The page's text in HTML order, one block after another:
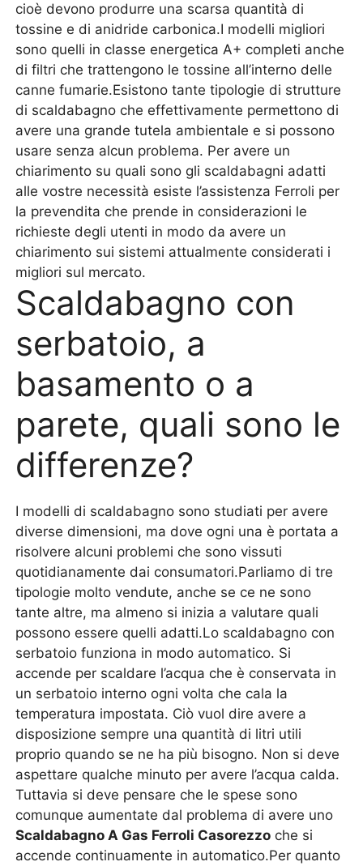
cioè devono produrre una scarsa quantità di
tossine e di anidride carbonica.I modelli migliori
sono quelli in classe energetica A+ completi anche
di filtri che trattengono le tossine all’interno delle
canne fumarie.Esistono tante tipologie di strutture
di scaldabagno che effettivamente permettono di
avere una grande tutela ambientale e si possono
usare senza alcun problema. Per avere un
chiarimento su quali sono gli scaldabagni adatti
alle vostre necessità esiste l’assistenza Ferroli per
la prevendita che prende in considerazioni le
richieste degli utenti in modo da avere un
chiarimento sui sistemi attualmente considerati i
migliori sul mercato.
Scaldabagno con
serbatoio, a
basamento o a
parete, quali sono le
differenze?
I modelli di scaldabagno sono studiati per avere
diverse dimensioni, ma dove ogni una è portata a
risolvere alcuni problemi che sono vissuti
quotidianamente dai consumatori.Parliamo di tre
tipologie molto vendute, anche se ce ne sono
tante altre, ma almeno si inizia a valutare quali
possono essere quelli adatti.Lo scaldabagno con
serbatoio funziona in modo automatico. Si
accende per scaldare l’acqua che è conservata in
un serbatoio interno ogni volta che cala la
temperatura impostata. Ciò vuol dire avere a
disposizione sempre una quantità di litri utili
proprio quando se ne ha più bisogno. Non si deve
aspettare qualche minuto per avere l’acqua calda.
Tuttavia si deve pensare che le spese sono
comunque aumentate dal problema di avere uno
Scaldabagno A Gas Ferroli Casorezzo che si
accende continuamente in automatico.Per quanto